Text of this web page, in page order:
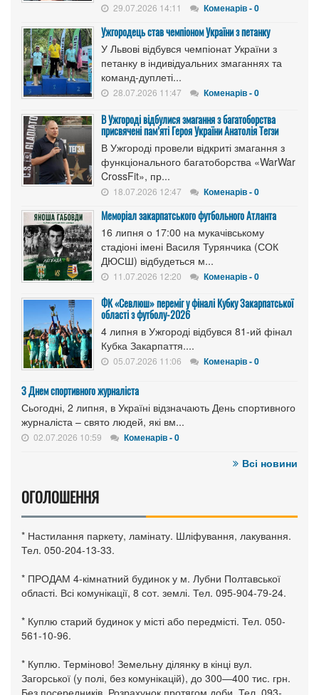
29.07.2026 14:11 Коменарів - 0
Ужгородець став чемпіоном України з петанку
У Львові відбувся чемпіонат України з
петанку в індивідуальних змаганнях та
команд-дуплеті...
28.07.2026 11:47 Коменарів - 0
В Ужгороді відбулися змагання з багатоборства
присвячені пам’яті Героя України Анатолія Тегзи
В Ужгороді провели відкриті змагання з
функціонального багатоборства «WarWar
CrossFit», пр...
18.07.2026 12:47 Коменарів - 0
Меморіал закарпатського футбольного Атланта
16 липня о 17:00 на мукачівському
стадіоні імені Василя Турянчика (СОК
ДЮСШ) відбудеться м...
11.07.2026 12:20 Коменарів - 0
ФК «Севлюш» переміг у фіналі Кубку Закарпатської
області з футболу-2026
4 липня в Ужгороді відбувся 81-ий фінал
Кубка Закарпаття....
05.07.2026 11:06 Коменарів - 0
З Днем спортивного журналіста
Сьогодні, 2 липня, в Україні відзначають День спортивного
журналіста – свято людей, які вм...
02.07.2026 10:59 Коменарів - 0
Всі новини
ОГОЛОШЕННЯ
* Настилання паркету, ламінату. Шліфування, лакування.
Тел. 050-204-13-33.
* ПРОДАМ 4-кімнатний будинок у м. Лубни Полтавської
області. Всі комунікації, 8 сот. землі. Тел. 095-904-79-24.
* Куплю старий будинок у місті або передмісті. Тел. 050-
561-10-96.
* Куплю. Терміново! Земельну ділянку в кінці вул.
Загорської (у полі, без комунікацій), до 300—400 тис. грн.
Без посередників. Розрахунок протягом доби. Тел. 093-